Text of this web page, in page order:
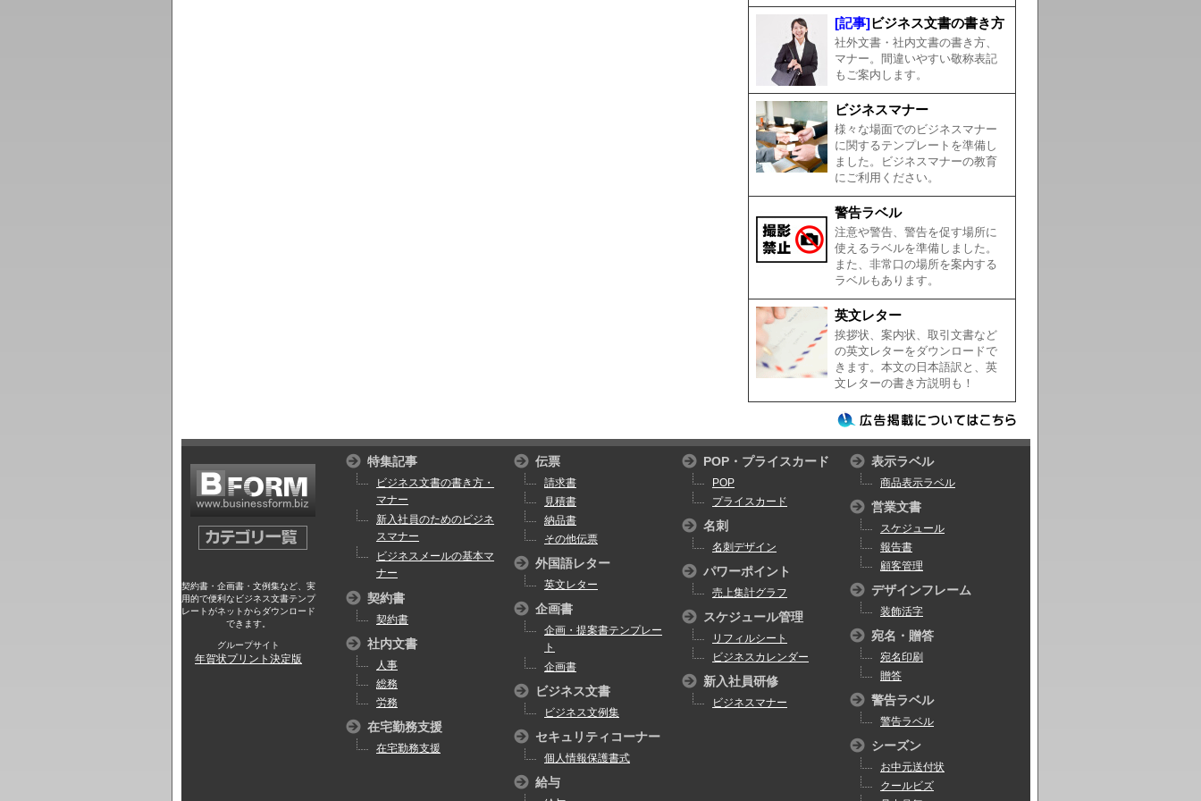
[記事] ビジネス文書の書き方
社外文書・社内文書の書き方、
マナー。間違いやすい敬称表記
もご案内します。
ビジネスマナー
様々な場面でのビジネスマナー
に関するテンプレートを準備し
ました。ビジネスマナーの教育
にご利用ください。
警告ラベル
注意や警告、警告を促す場所に
使えるラベルを準備しました。
また、非常口の場所を案内する
ラベルもあります。
英文レター
挨拶状、案内状、取引文書など
の英文レターをダウンロードで
きます。本文の日本語訳と、英
文レターの書き方説明も！
契約書・企画書・文例集など、実
用的で便利なビジネス文書テンプ
レートがネットからダウンロード
できます。
グループサイト
年賀状プリント決定版
特集記事
ビジネス文書の書き方・
マナー
新入社員のためのビジネ
スマナー
ビジネスメールの基本マ
ナー
契約書
契約書
社内文書
人事
総務
労務
在宅勤務支援
在宅勤務支援
伝票
請求書
見積書
納品書
その他伝票
外国語レター
英文レター
企画書
企画・提案書テンプレー
ト
企画書
ビジネス文書
ビジネス文例集
セキュリティコーナー
個人情報保護書式
給与
POP・プライスカード
POP
プライスカード
名刺
名刺デザイン
パワーポイント
売上集計グラフ
スケジュール管理
リフィルシート
ビジネスカレンダー
新入社員研修
ビジネスマナー
表示ラベル
商品表示ラベル
営業文書
スケジュール
報告書
顧客管理
デザインフレーム
装飾活字
宛名・贈答
宛名印刷
贈答
警告ラベル
警告ラベル
シーズン
お中元送付状
クールビズ